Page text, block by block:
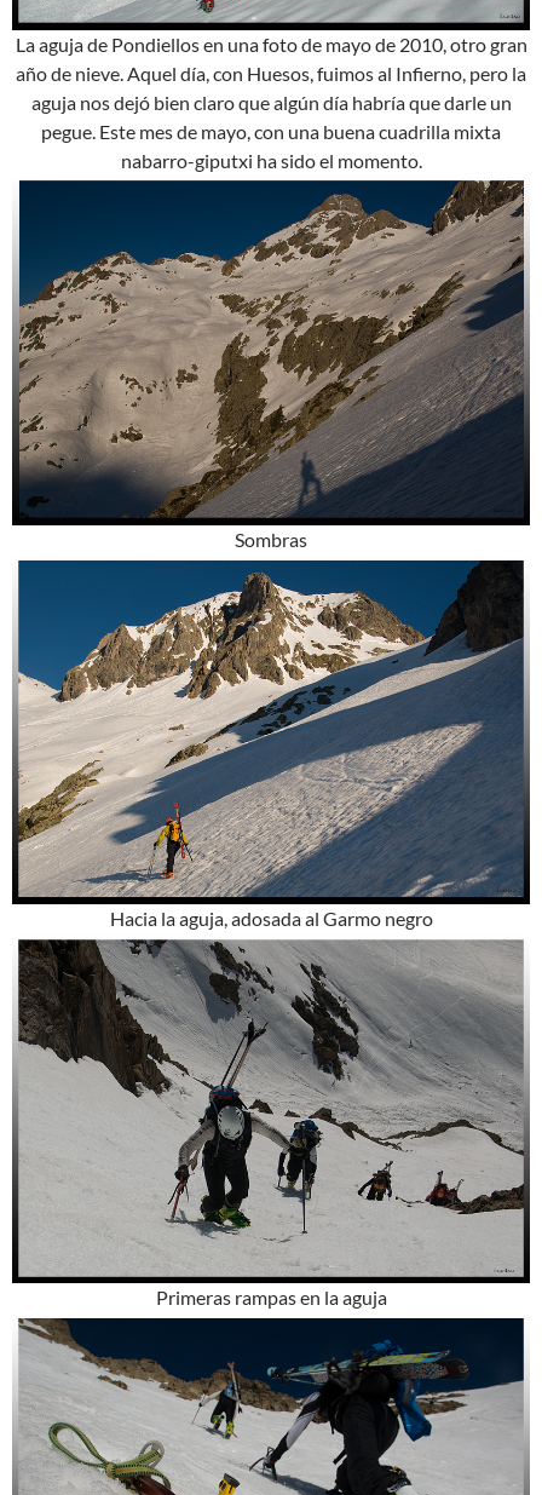
La aguja de Pondiellos en una foto de mayo de 2010, otro gran
año de nieve. Aquel día, con Huesos, fuimos al Infierno, pero la
aguja nos dejó bien claro que algún día habría que darle un
pegue. Este mes de mayo, con una buena cuadrilla mixta
nabarro-giputxi ha sido el momento.
Sombras
Hacia la aguja, adosada al Garmo negro
Primeras rampas en la aguja